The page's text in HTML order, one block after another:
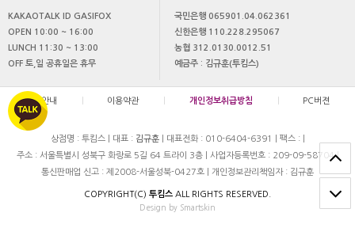
KAKAOTALK ID GASIFOX
OPEN 10:00 ~ 16:00
LUNCH 11:30 ~ 13:00
OFF 토,일 공휴일은 휴무
국민은행 065901.04.062361
신한은행 110.228.295067
농협 312.0130.0012.51
예금주 : 김규훈(투킴스)
이용안내 이용약관 개인정보취급방침 PC버젼
상점명 : 투킴스 대표 : 김규훈 대표전화 : 010-6404-6391 팩스 :
주소 : 서울특별시 성북구 화랑로 5길 64 트라이 3층
사업자등록번호 : 209-09-58704 |
통신판매업 신고 : 제2008-서울성북-0427호
개인정보관리책임자 : 김규훈
COPYRIGHT(C) 투킴스 ALL RIGHTS RESERVED.